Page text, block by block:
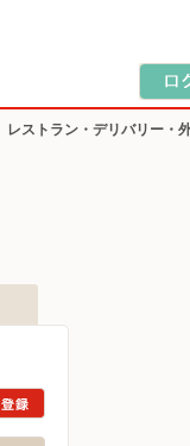
レストラン・デリバリー・